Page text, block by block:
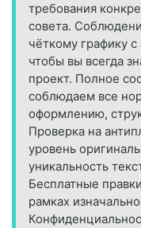
требования
совета.
чёткому графику
чтобы вы всегда
проект. Полное
соблюдаем все
оформлению,
Проверка на
уровень
уникальность
Бесплатные
рамках